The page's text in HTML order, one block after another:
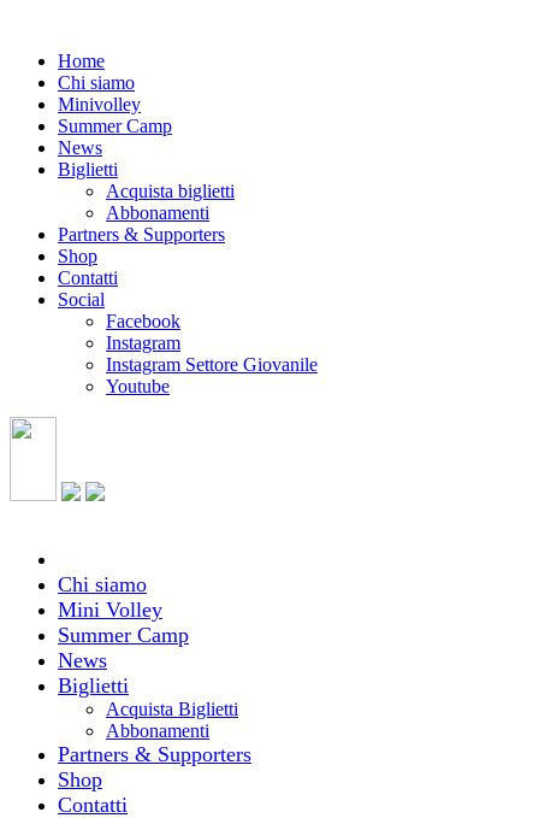
Home
Chi siamo
Minivolley
Summer Camp
News
Biglietti
Acquista biglietti
Abbonamenti
Partners & Supporters
Shop
Contatti
Social
Facebook
Instagram
Instagram Settore Giovanile
Youtube
Chi siamo
Mini Volley
Summer Camp
News
Biglietti
Acquista Biglietti
Abbonamenti
Partners & Supporters
Shop
Contatti